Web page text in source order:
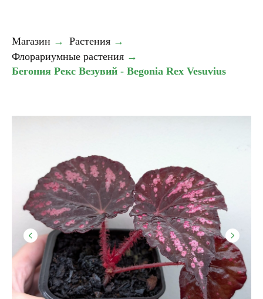
Магазин → Растения →
Флорариумные растения →
Бегония Рекс Везувий - Begonia Rex Vesuvius